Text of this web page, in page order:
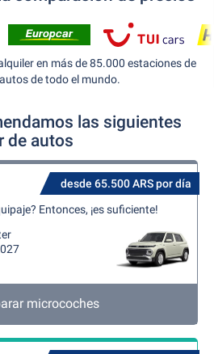
en más de 85.000 estaciones de
de todo el mundo.
las siguientes
de autos
desde 65.500 ARS por día
Entonces, ¡es suficiente!
microcoches